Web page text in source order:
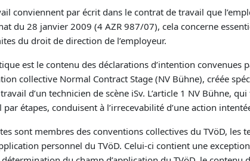
conviennent par écrit dans le contrat de travail que
du 28 janvier 2009 (4 AZR 987/07), cela concerne
du droit de direction de l’employeur.
est le contenu des déclarations d’intention
collective Normal Contract Stage (NV Bühne), créée
d’un technicien de scène iSv. L’article 1 NV Bühne,
étapes, conduisent à l’irrecevabilité d’une action
sont membres des conventions collectives du TVöD, les
personnel du TVöD. Celui-ci contient une